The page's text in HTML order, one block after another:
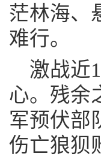
茫林海、
难行。
激战近
心。残余
军预伏部
伤亡狼狈